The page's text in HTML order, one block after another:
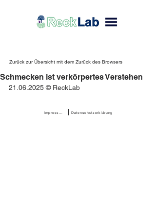
Zurück zur Übersicht mit dem Zurück des Browsers
Schmecken ist verkörpertes Verstehen
21.06.2025 © ReckLab
Datenschutzerklärung